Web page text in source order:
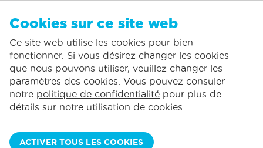
Comprend la consommation normale*
Service local
La plus grande offre de location de vacances
Des jours d'arrivée flexibles
Vous pouvez ajouter des hébergements à vos favoris en cliquant sur le
klikken.
St.-Idesbald:
Koksijde:
Oostduinkerke:
Wenduine:
Cookies sur ce site web
Ce site web utilise les cookies pour bien
fonctionner. Si vous désirez changer les cookies
que nous pouvons utiliser, veuillez changer les
paramètres des cookies. Vous pouvez consuler
notre politique de confidentialité pour plus de
détails sur notre utilisation de cookies.
ACTIVER TOUS LES COOKIES